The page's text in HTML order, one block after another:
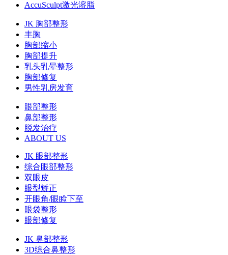
AccuSculpt激光溶脂
JK 胸部整形
丰胸
胸部缩小
胸部提升
乳头乳晕整形
胸部修复
男性乳房发育
眼部整形
鼻部整形
脱发治疗
ABOUT US
JK 眼部整形
综合眼部整形
双眼皮
眼型矫正
开眼角/眼睑下至
眼袋整形
眼部修复
JK 鼻部整形
3D综合鼻整形